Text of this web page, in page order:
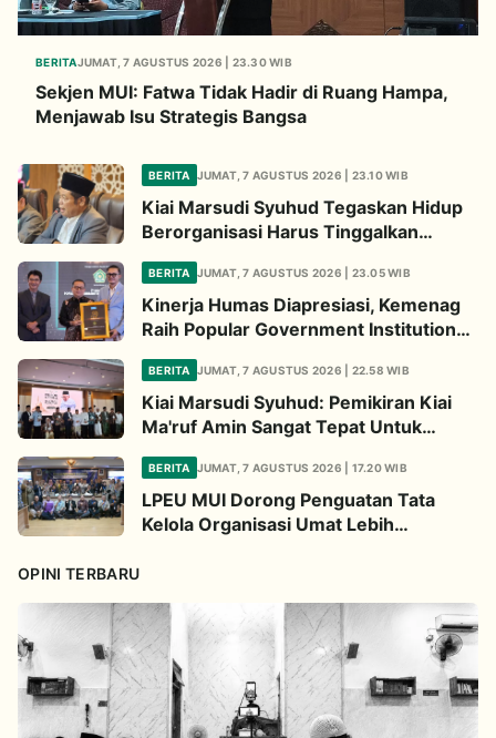
BERITAJUMAT, 7 AGUSTUS 2026 | 23.30 WIB
Sekjen MUI: Fatwa Tidak Hadir di Ruang Hampa,
Menjawab Isu Strategis Bangsa
BERITA JUMAT, 7 AGUSTUS 2026 | 23.10 WIB
Kiai Marsudi Syuhud Tegaskan Hidup
Berorganisasi Harus Tinggalkan
BERITA JUMAT, 7 AGUSTUS 2026 | 23.05 WIB
Kinerja Humas Diapresiasi, Kemenag
Raih Popular Government Institutions
BERITA JUMAT, 7 AGUSTUS 2026 | 22.58 WIB
Kiai Marsudi Syuhud: Pemikiran Kiai
Ma'ruf Amin Sangat Tepat Untuk
BERITA JUMAT, 7 AGUSTUS 2026 | 17.20 WIB
LPEU MUI Dorong Penguatan Tata
Kelola Organisasi Umat Lebih
OPINI TERBARU